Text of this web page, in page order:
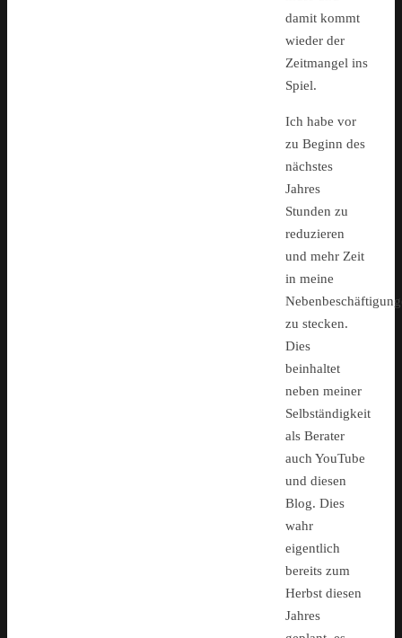
damit kommt
wieder der
Zeitmangel ins
Spiel.
Ich habe vor
zu Beginn des
nächstes
Jahres
Stunden zu
reduzieren
und mehr Zeit
in meine
zu stecken.
Dies
beinhaltet
neben meiner
Selbständigkeit
als Berater
auch YouTube
und diesen
Blog. Dies
wahr
eigentlich
bereits zum
Herbst diesen
Jahres